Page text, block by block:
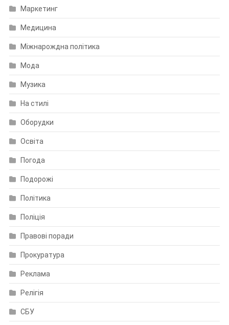
Маркетинг
Медицина
Міжнарождна політика
Мода
Музика
На стилі
Оборудки
Освіта
Погода
Подорожі
Політика
Поліція
Правові поради
Прокуратура
Реклама
Релігія
СБУ